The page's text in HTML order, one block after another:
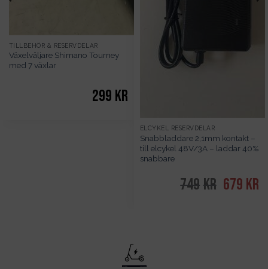
TILLBEHÖR & RESERVDELAR
Växelväljare Shimano Tourney
med 7 växlar
299 kr
ELCYKEL RESERVDELAR
Snabbladdare 2,1mm kontakt –
till elcykel 48V/3A – laddar 40%
snabbare
749kr Det
679 kr